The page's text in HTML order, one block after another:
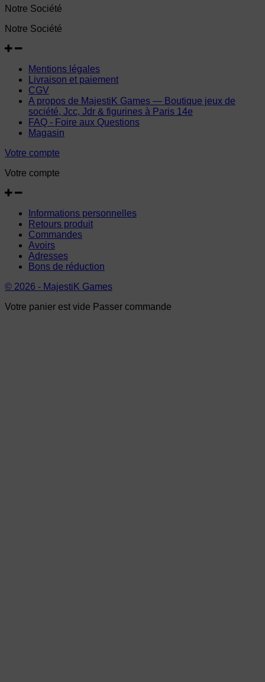
Notre Société
Notre Société
Mentions légales
Livraison et paiement
CGV
A propos de MajestiK Games — Boutique jeux de
société, Jcc, Jdr & figurines à Paris 14e
FAQ - Foire aux Questions
Magasin
Votre compte
Votre compte
Informations personnelles
Retours produit
Commandes
Avoirs
Adresses
Bons de réduction
© 2026 - MajestiK Games
Votre panier est vide Passer commande